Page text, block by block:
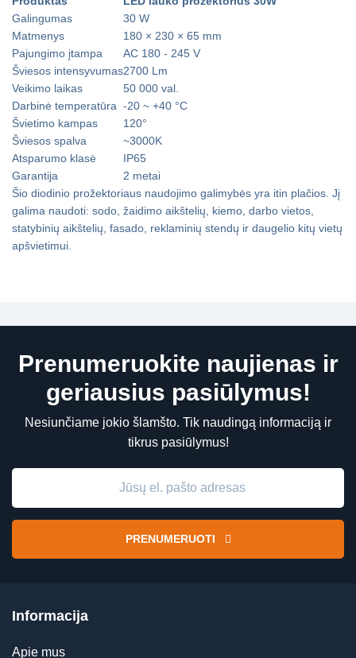
Galingumas
30 W
Matmenys
180 × 230 × 65 mm
Pajungimo įtampa
AC 180 - 245 V
Šviesos intensyvumas2700 Lm
Veikimo laikas
50 000 val.
Darbinė temperatūra -20 ~ +40 °C
Švietimo kampas
120°
Šviesos spalva
~3000K
Atsparumo klasė
IP65
Garantija
2 metai
Šio diodinio prožektoriaus naudojimo galimybės yra itin plačios. Jį
galima naudoti: sodo, žaidimo aikštelių, kiemo, darbo vietos,
statybinių aikštelių, fasado, reklaminių stendų ir daugelio kitų vietų
apšvietimui.
Prenumeruokite naujienas ir
geriausius pasiūlymus!
Nesiunčiame jokio šlamšto. Tik naudingą informaciją ir
tikrus pasiūlymus!
PRENUMERUOTI
Informacija
Apie mus